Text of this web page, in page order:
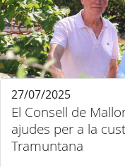
El Consell de
ajudes per a la
Tramuntana
27/07/2025